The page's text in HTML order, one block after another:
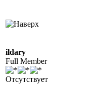
ildary
Full Member
Отсутствует